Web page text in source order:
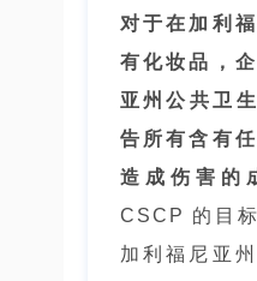
对于在加利
有化妆品，
亚州公共卫
告所有含有
造成伤害的
CSCP 的目
加利福尼亚